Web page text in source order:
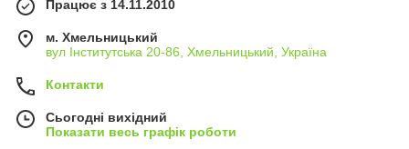
Працює з 14.11.2010
м. Хмельницький
вул Інститутська 20-86, Хмельницький, Україна
Контакти
Сьогодні вихідний
Показати весь графік роботи